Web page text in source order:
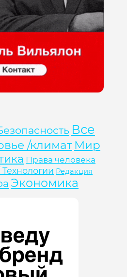
Все
/климат Мир
Права человека
Редакция
Экономика